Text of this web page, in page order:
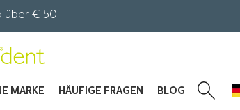
über € 50
MARKE HÄUFIGE FRAGEN BLOG